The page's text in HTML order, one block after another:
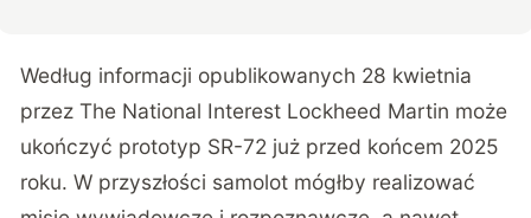
Według informacji opublikowanych 28 kwietnia
przezThe National Interest Lockheed Martin może
ukończyć prototyp SR-72 już przed końcem 2025
roku. W przyszłości samolot mógłby realizować